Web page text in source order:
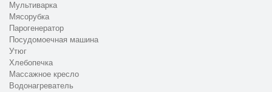
Мультиварка
Мясорубка
Парогенератор
Посудомоечная машина
Утюг
Хлебопечка
Массажное кресло
Водонагреватель